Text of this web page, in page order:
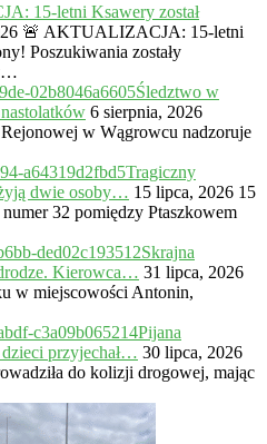
15-letni Ksawery został
🚨 AKTUALIZACJA: 15-letni
Poszukiwania zostały
Śledztwo w
6 sierpnia, 2026
w Wągrowcu nadzoruje
Tragiczny
dwie osoby… 15 lipca, 2026 15
32 pomiędzy Ptaszkowem
Skrajna
Kierowca… 31 lipca, 2026
w miejscowości Antonin,
Pijana
przyjechał… 30 lipca, 2026
do kolizji drogowej, mając